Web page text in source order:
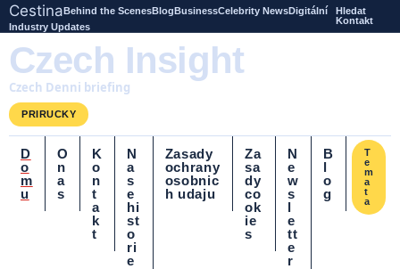
CestinaBehind the ScenesBlogBusinessCelebrity NewsDigitální
Industry Updates
Hledat
Kontakt
Czech Insight
Czech Denni briefing
PRIRUCKY
D
o
m
u
O
n
a
s
K
o
n
t
a
k
t
N
a
s
e
hi
st
o
ri
e
Zasady
ochrany
osobnic
h udaju
Za
sa
dy
co
ok
ie
s
N
e
w
s
l
e
tt
e
r
B
l
o
g
T
e
m
a
t
a